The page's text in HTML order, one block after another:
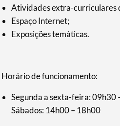
Atividades extra-curriculares
Espaço Internet;
Exposições temáticas.
Horário de funcionamento:
Segunda a sexta-feira:
Sábados: 14h00 – 18h00